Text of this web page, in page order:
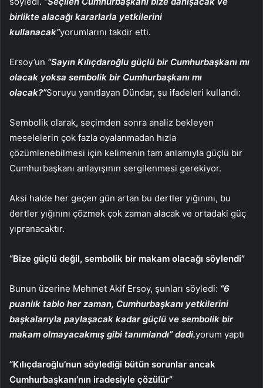
birlikte alacağı kararlarla yetkilerini
kullanacak”yorumlarını takdir etti.
Ersoy’un “Sayın Kılıçdaroğlu güçlü bir Cumhurbaşkanı mı
olacak yoksa sembolik bir Cumhurbaşkanı mı
olacak?”Soruyu yanıtlayan Dündar, şu ifadeleri kullandı:
Sembolik olarak, seçimden sonra analiz bekleyen
meselelerin çok fazla oyalanmadan hızla
çözümlenebilmesi için kelimenin tam anlamıyla güçlü bir
Cumhurbaşkanı anlayışının sergilenmesi gerekiyor.
Aksi halde her geçen gün artan bu dertler yığınını, bu
dertler yığınını çözmek çok zaman alacak ve ortadaki güç
yıpranacaktır.
“Bize güçlü değil, sembolik bir makam olacağı söylendi”
Bunun üzerine Mehmet Akif Ersoy, şunları söyledi: “6
puanlık tablo her zaman, Cumhurbaşkanı yetkilerini
başkalarıyla paylaşacak kadar güçlü ve sembolik bir
makam olmayacakmış gibi tanımlandı” dedi.yorum yaptı
“Kılıçdaroğlu’nun söylediği bütün sorunlar ancak
Cumhurbaşkanı’nın iradesiyle çözülür”